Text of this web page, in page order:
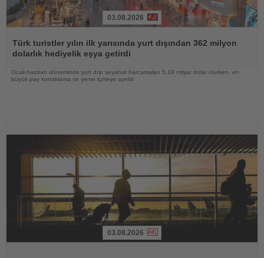
Oku
03.08.2026
Türk turistler yılın ilk yarısında yurt dışından 362 milyon
dolarlık hediyelik eşya getirdi
Ocak-haziran döneminde yurt dışı seyahat harcamaları 5,19 milyar dolar olurken, en
büyük pay konaklama ve yeme içmeye ayrıldı
03.08.2026